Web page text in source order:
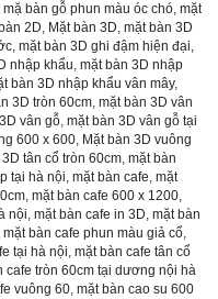
mặ bàn gỗ phun màu óc chó, mặt
2D, Mặt bàn 3D, mặt bàn 3D
, mặt bàn 3D ghi đậm hiện đại,
nhập khẩu, mặt bàn 3D nhập
bàn 3D nhập khẩu vân mây,
3D tròn 60cm, mặt bàn 3D vân
vân gỗ, mặt bàn 3D vân gỗ tại
600 x 600, Mặt bàn 3D vuông
tân cổ tròn 60cm, mặt bàn
tại hà nội, mặt bàn cafe, mặt
, mặt bàn cafe 600 x 1200,
nội, mặt bàn cafe in 3D, mặt bàn
mặt bàn cafe phun màu giả cổ,
tại hà nội, mặt bàn cafe tân cổ
cafe tròn 60cm tại dương nội hà
vuông 60, mặt bàn cao su 600